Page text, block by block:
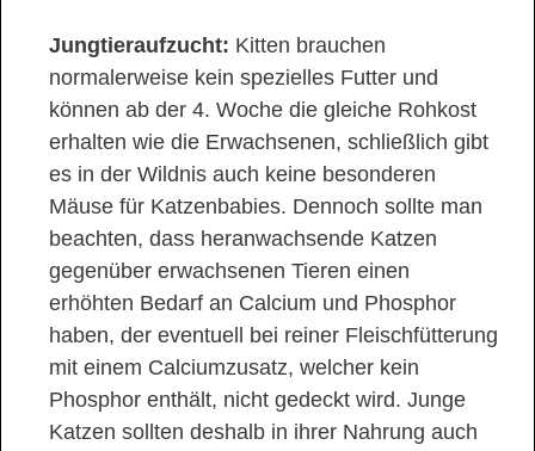
Jungtieraufzucht: Kitten brauchen
normalerweise kein spezielles Futter und
können ab der 4. Woche die gleiche Rohkost
erhalten wie die Erwachsenen, schließlich gibt
es in der Wildnis auch keine besonderen
Mäuse für Katzenbabies. Dennoch sollte man
beachten, dass heranwachsende Katzen
gegenüber erwachsenen Tieren einen
erhöhten Bedarf an Calcium und Phosphor
haben, der eventuell bei reiner Fleischfütterung
mit einem Calciumzusatz, welcher kein
Phosphor enthält, nicht gedeckt wird. Junge
Katzen sollten deshalb in ihrer Nahrung auch